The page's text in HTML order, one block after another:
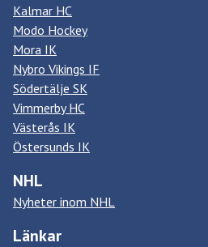
Kalmar HC
Modo Hockey
Mora IK
Nybro Vikings IF
Södertälje SK
Vimmerby HC
Västerås IK
Östersunds IK
NHL
Nyheter inom NHL
Länkar